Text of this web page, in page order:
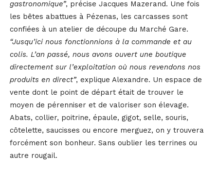
gastronomique”, précise Jacques Mazerand. Une fois
les bêtes abattues à Pézenas, les carcasses sont
confiées à un atelier de découpe du Marché Gare.
“Jusqu’ici nous fonctionnions à la commande et au
colis. L’an passé, nous avons ouvert une boutique
directement sur l’exploitation où nous revendons nos
produits en direct”, explique Alexandre. Un espace de
vente dont le point de départ était de trouver le
moyen de pérenniser et de valoriser son élevage.
Abats, collier, poitrine, épaule, gigot, selle, souris,
côtelette, saucisses ou encore merguez, on y trouvera
forcément son bonheur. Sans oublier les terrines ou
autre rougail.